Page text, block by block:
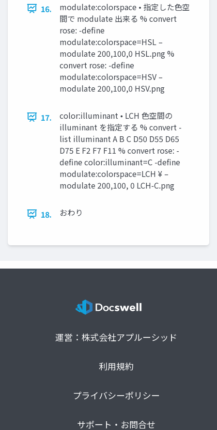
16.
modulate:colorspace • 指定した⾊空
間で modulate 出来る % convert
rose: -define
modulate:colorspace=HSL –
modulate 200,100,0 HSL.png %
convert rose: -define
modulate:colorspace=HSV –
modulate 200,100,0 HSV.png
17.
color:illuminant • LCH ⾊空間の
illuminant を指定する % convert -
list illuminant A B C D50 D55 D65
D75 E F2 F7 F11 % convert rose: -
define color:illuminant=C -define
modulate:colorspace=LCH ¥ –
modulate 200,100, 0 LCH-C.png
18. おわり
運営：株式会社アプルーシッド
利用規約
プライバシーポリシー
サポート・お問合せ